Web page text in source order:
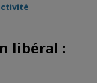
libéral :